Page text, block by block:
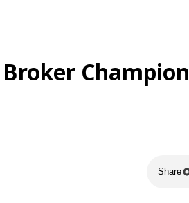
Broker Champion
Share